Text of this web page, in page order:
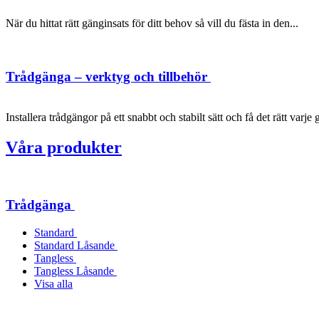
När du hittat rätt gänginsats för ditt behov så vill du fästa in den...
Trådgänga – verktyg och tillbehör
Installera trådgängor på ett snabbt och stabilt sätt och få det rätt varje
Våra produkter
Trådgänga
Standard
Standard Låsande
Tangless
Tangless Låsande
Visa alla